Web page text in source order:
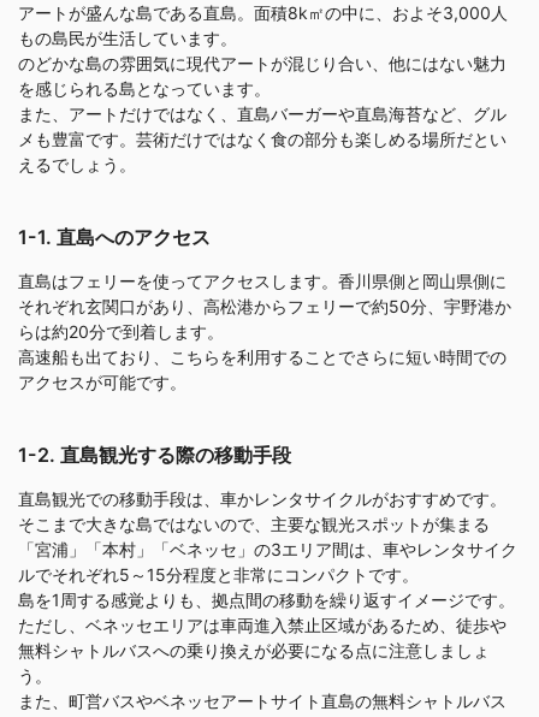
アートが盛んな島である直島。面積8k㎡の中に、およそ3,000人
もの島民が生活しています。
のどかな島の雰囲気に現代アートが混じり合い、他にはない魅力
を感じられる島となっています。
また、アートだけではなく、直島バーガーや直島海苔など、グル
メも豊富です。芸術だけではなく食の部分も楽しめる場所だとい
えるでしょう。
1-1. 直島へのアクセス
直島はフェリーを使ってアクセスします。香川県側と岡山県側に
それぞれ玄関口があり、高松港からフェリーで約50分、宇野港か
らは約20分で到着します。
高速船も出ており、こちらを利用することでさらに短い時間での
アクセスが可能です。
1-2. 直島観光する際の移動手段
直島観光での移動手段は、車かレンタサイクルがおすすめです。
そこまで大きな島ではないので、主要な観光スポットが集まる
「宮浦」「本村」「ベネッセ」の3エリア間は、車やレンタサイク
ルでそれぞれ5～15分程度と非常にコンパクトです。
島を1周する感覚よりも、拠点間の移動を繰り返すイメージです。
ただし、ベネッセエリアは車両進入禁止区域があるため、徒歩や
無料シャトルバスへの乗り換えが必要になる点に注意しましょ
う。
また、町営バスやベネッセアートサイト直島の無料シャトルバス